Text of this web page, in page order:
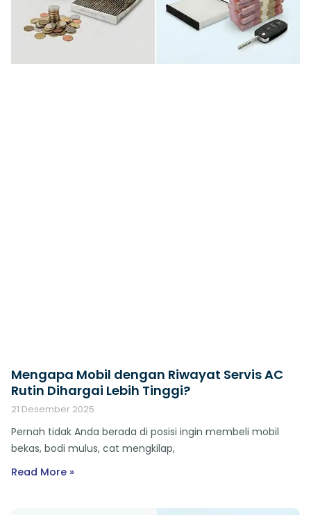
Mengapa Mobil dengan Riwayat Servis AC
Rutin Dihargai Lebih Tinggi?
21 Desember 2025
Pernah tidak Anda berada di posisi ingin membeli mobil
bekas, bodi mulus, cat mengkilap,
Read More »